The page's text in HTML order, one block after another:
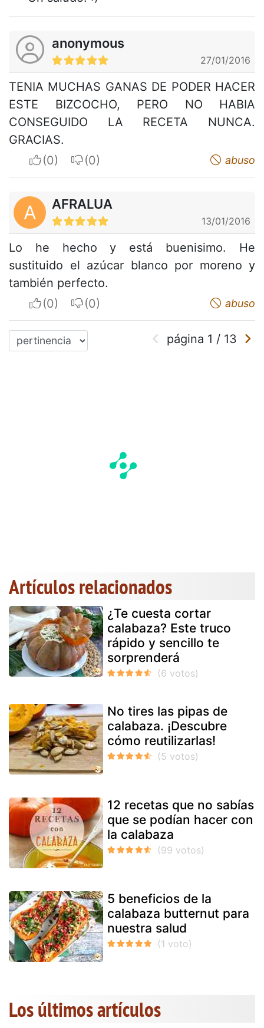
anonymous
27/01/2016
TENIA MUCHAS GANAS DE PODER HACER
ESTE BIZCOCHO, PERO NO HABIA
CONSEGUIDO LA RECETA NUNCA.
GRACIAS.
I apreciateI do not appreciate abuso
A AFRALUA
13/01/2016
Lo he hecho y está buenisimo. He
sustituido el azúcar blanco por moreno y
también perfecto.
I apreciateI do not appreciate abuso
página 1 / 13
Artículos relacionados
¿Te cuesta cortar
calabaza? Este truco
rápido y sencillo te
sorprenderá
No tires las pipas de
calabaza. ¡Descubre
cómo reutilizarlas!
12 recetas que no sabías
que se podían hacer con
la calabaza
5 beneficios de la
calabaza butternut para
nuestra salud
Los últimos artículos